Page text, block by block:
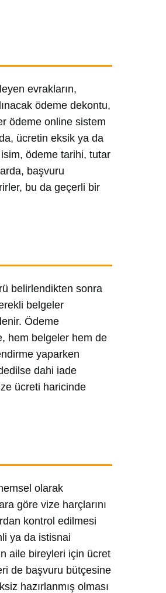
evrakların,
ödeme dekontu,
ödeme online sistem
ücretin eksik ya da
ödeme tarihi, tutar
başvuru
bu da geçerli bir
belirlendikten sonra
belgeler
Ödeme
hem belgeler hem de
yaparken
dahi iade
ücreti haricinde
olarak
göre vize harçlarını
kontrol edilmesi
ya da istisnai
aile bireyleri için ücret
de başvuru bütçesine
hazırlanmış olması